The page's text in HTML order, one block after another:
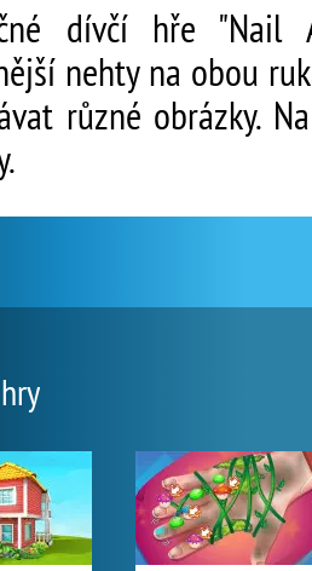
dívčí hře "Nail
nehty na obou
různé obrázky.